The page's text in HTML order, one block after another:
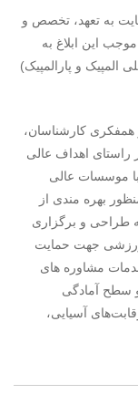
به تعهد، تخصص و
این ابلاغ به
و پارالمپیک)
همفکری کارشناسان،
اهداف عالی
با موسسات عالی
بهره مندی از
طراحی و برگزاری
ورزشی جهت حمایت
مشاوره های
سطح آمادگی
آسیایی،